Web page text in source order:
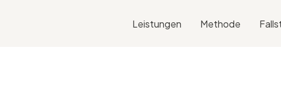
Leistungen Methode